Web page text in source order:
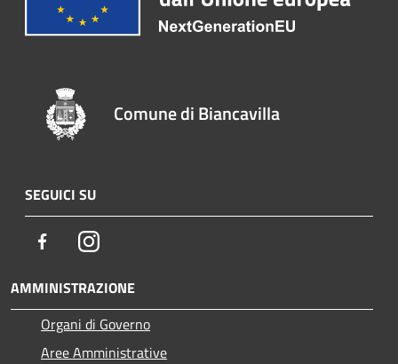
Comune di Biancavilla
SEGUICI SU
FacebookInstagram
AMMINISTRAZIONE
Organi di Governo
Aree Amministrative